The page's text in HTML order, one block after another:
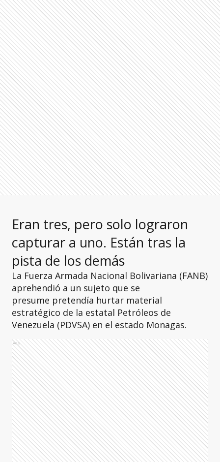
Eran tres, pero solo lograron
capturar a uno. Están tras la
pista de los demás
La Fuerza Armada Nacional Bolivariana (FANB)
aprehendió a un sujeto que se
presume pretendía hurtar material
estratégico de la estatal Petróleos de
Venezuela (PDVSA) en el estado Monagas.
Ads